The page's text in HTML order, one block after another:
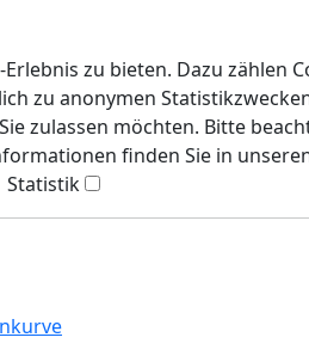
zu bieten. Dazu
zu anonymen
zulassen möchten. Bitte
finden Sie in
Statistik